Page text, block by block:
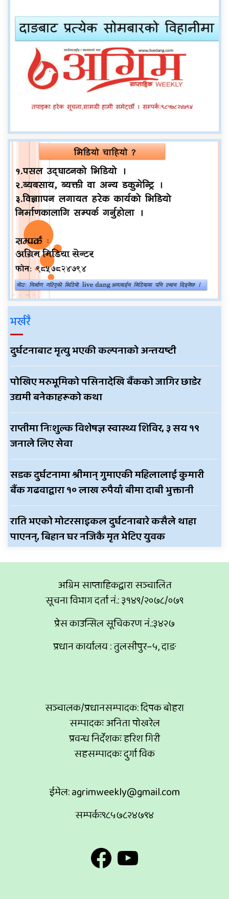
भर्खरै
दुर्घटनाबाट मृत्यु भएकी कल्पनाको अन्तयष्टी
पोखिए मरुभूमिको पसिनादेखि बैंकको जागिर छाडेर
उद्यमी बनेकाहरूको कथा
राप्तीमा निःशुल्क विशेषज्ञ स्वास्थ्य शिविर, ३ सय १९
जनाले लिए सेवा
सडक दुर्घटनामा श्रीमान् गुमाएकी महिलालाई कुमारी
बैंक गढवाद्वारा १० लाख रुपैयाँ बीमा दाबी भुक्तानी
राति भएको मोटरसाइकल दुर्घटनाबारे कसैले थाहा
पाएनन्, बिहान घर नजिकै मृत भेटिए युवक
अग्रिम साप्ताहिकद्वारा सञ्चालित
सूचना विभाग दर्ता नं.: ३१४९/२०७८/०७९
प्रेस काउन्सिल सूचिकरण नं.:३४२७
प्रधान कार्यालय : तुलसीपुर–५, दाङ
सञ्चालक/प्रधानसम्पादक: दिपक बोहरा
सम्पादकः अनिता पोखरेल
प्रवन्ध निर्देशकः हरिश गिरी
सहसम्पादकः दुर्गा विक
ईमेल:agrimweekly@gmail.com
सम्पर्कः९८५७८२४७९४
Facebook
YouTube